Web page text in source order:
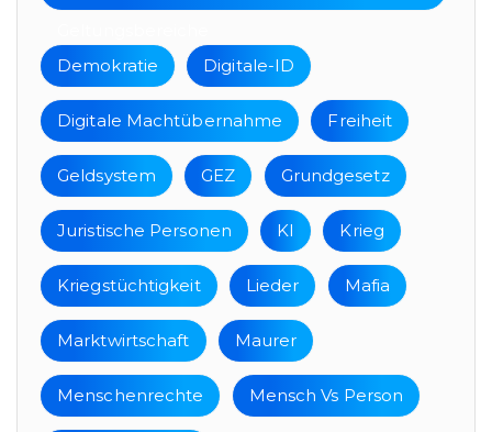
Demokratie
Digitale-ID
Digitale Machtübernahme Freiheit
Geldsystem GEZ Grundgesetz
Juristische Personen KI Krieg
Kriegstüchtigkeit Lieder Mafia
Marktwirtschaft Maurer
Menschenrechte Mensch Vs Person